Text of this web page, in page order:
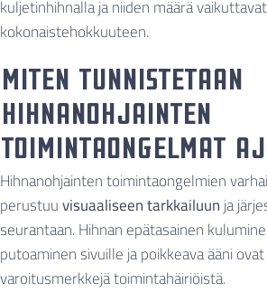
kuljetinhihnalla ja niiden määrä vaikuttavat
kokonaistehokkuuteen.
Miten tunnistetaan
hihnanohjainten
toimintaongelmat
Hihnanohjainten toimintaongelmien
perustuuvisuaaliseen tarkkailuunja
seurantaan. Hihnan epätasainen
putoaminen sivuille ja poikkeava ääni
varoitusmerkkejä toimintahäiriöistä.